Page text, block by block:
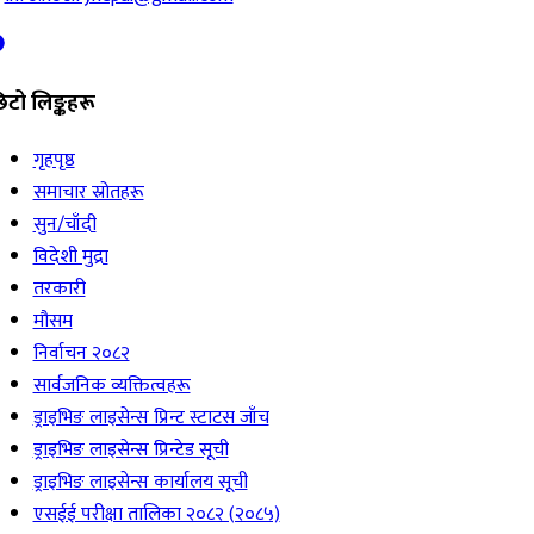
लिङ्कहरू
गृहपृष्ठ
समाचार स्रोतहरू
सुन/चाँदी
विदेशी मुद्रा
तरकारी
मौसम
निर्वाचन २०८२
सार्वजनिक व्यक्तित्वहरू
ड्राइभिङ लाइसेन्स प्रिन्ट स्टाटस जाँच
ड्राइभिङ लाइसेन्स प्रिन्टेड सूची
ड्राइभिङ लाइसेन्स कार्यालय सूची
एसईई परीक्षा तालिका २०८२ (२०८५)